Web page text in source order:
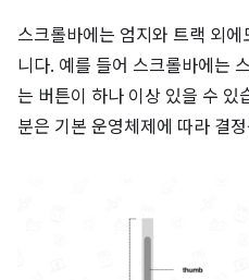
스크롤바에는 엄지와 트랙 외
니다. 예를 들어 스크롤바에는
는 버튼이 하나 이상 있을 수 있
분은 기본 운영체제에 따라 결